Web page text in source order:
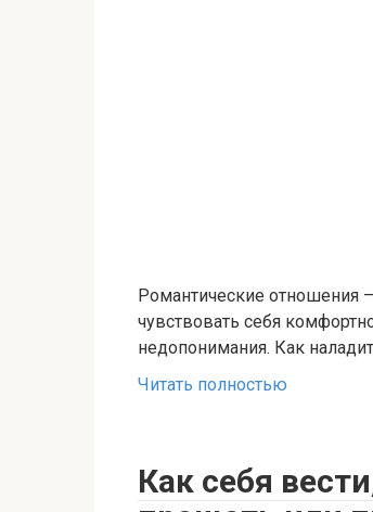
Романтические отношения
чувствовать себя
недопонимания. Как
Читать полностью
Как себя